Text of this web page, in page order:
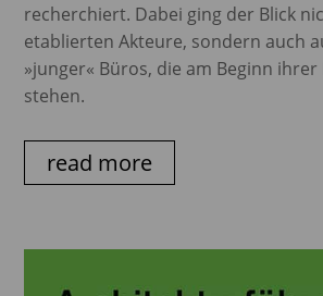
recherchiert. Dabei ging der Blick
etablierten Akteure, sondern auch
»junger« Büros, die am Beginn ihrer
stehen.
read more